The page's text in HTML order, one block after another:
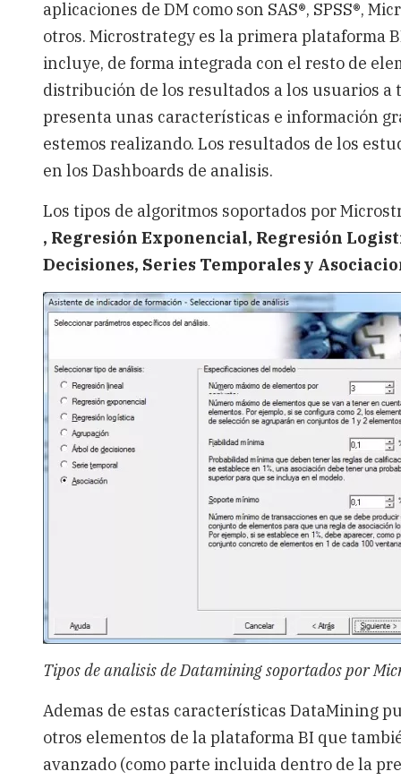
aplicaciones de DM como son SAS®, SPSS®,
otros. Microstrategy es la primera plataforma
incluye, de forma integrada con el resto de
distribución de los resultados a los usuarios
presenta unas características e información
estemos realizando. Los resultados de los
en los Dashboards de analisis.
Los tipos de algoritmos soportados por
, Regresión Exponencial, Regresión
Decisiones, Series Temporales y
Tipos de analisis de Datamining soportados por
Ademas de estas características DataMining
otros elementos de la plataforma BI que
avanzado (como parte incluida dentro de la